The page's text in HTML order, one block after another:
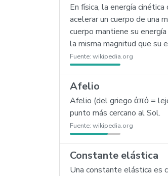
En física, la energía
acelerar un cuerpo de una
cuerpo mantiene su
la misma magnitud que su
Fuente: wikipedia.org
Afelio
Afelio (del griego ἀπό =
punto más cercano al Sol.
Fuente: wikipedia.org
Constante elástica
Una constante elástica es